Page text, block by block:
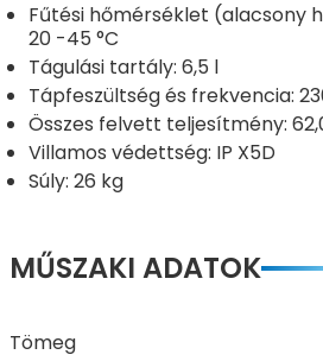
Fűtési hőmérséklet (alacsony
20 -45 °C
Tágulási tartály: 6,5 l
Tápfeszültség és frekvencia:
Összes felvett teljesítmény:
Villamos védettség: IP X5D
Súly: 26 kg
MŰSZAKI ADATOK
Tömeg